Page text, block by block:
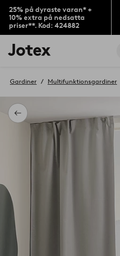
25% på dyraste varan* +
10% extra på nedsatta
priser**. Kod: 424882
Jotex
logotyp
till
Tillbaka
Gardiner Multifunktionsgardiner